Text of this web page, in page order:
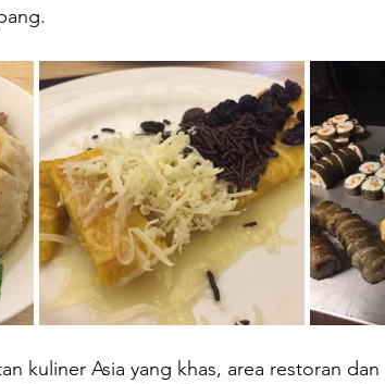
kuliner Asia yang khas, area restoran